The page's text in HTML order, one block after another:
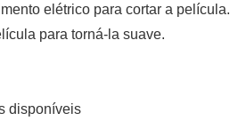
elétrico para cortar a película.
para torná-la suave.
disponíveis